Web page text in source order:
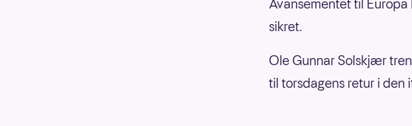
Avansementet til
sikret.
Ole Gunnar Solskjær
til torsdagens retur i den